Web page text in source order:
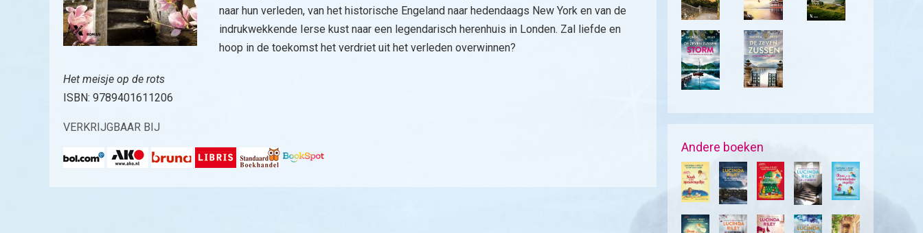
naar hun verleden, van het historische Engeland naar hedendaags New York en van de
indrukwekkende Ierse kust naar een legendarisch herenhuis in Londen. Zal liefde en
hoop in de toekomst het verdriet uit het verleden overwinnen?
Het meisje op de rots
ISBN: 9789401611206
VERKRIJGBAAR BIJ
Andere boeken